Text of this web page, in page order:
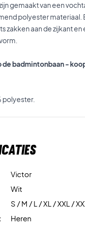
gemaakt van een
polyester materiaal.
zakken aan de zijkant en
de badmintonbaan -
polyester.
Victor
Wit
S / M / L / XL / XXL /
Heren